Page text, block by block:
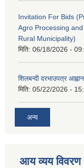
Invitation For Bids
Agro Processing
Rural Municipality)
मिति: 06/18/2026 -
शिलबन्दी दरभाउपत्र
मिति: 05/22/2026 -
अन्य
आय व्यय विवरण